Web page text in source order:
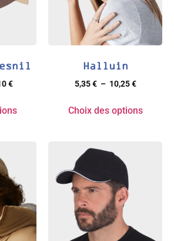
€
Halluin
5,35€ – 10,25€
Choix des options